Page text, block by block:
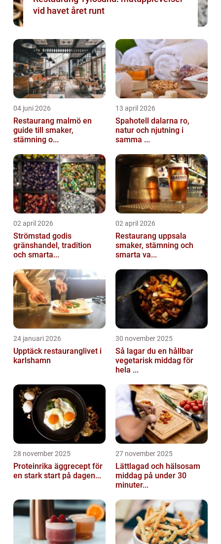
vid havet året runt
04 juni 2026
Restaurang malmö en
guide till smaker,
stämning o...
13 april 2026
Spahotell dalarna ro,
natur och njutning i
samma ...
02 april 2026
Strömstad godis
gränshandel, tradition
och smarta...
02 april 2026
Restaurang uppsala
smaker, stämning och
smarta va...
24 januari 2026
Upptäck restauranglivet i
karlshamn
30 november 2025
Så lagar du en hållbar
vegetarisk middag för
hela ...
28 november 2025
Proteinrika äggrecept för
en stark start på dagen...
27 november 2025
Lättlagad och hälsosam
middag på under 30
minuter...